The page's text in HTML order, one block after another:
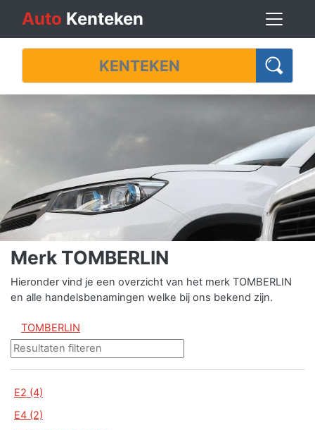
Auto Kenteken
Merk TOMBERLIN
Hieronder vind je een overzicht van het merk TOMBERLIN
en alle handelsbenamingen welke bij ons bekend zijn.
TOMBERLIN
E2 (4)
E4 (2)